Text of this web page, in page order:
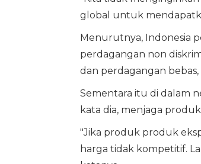
global untuk
Menurutnya, Indonesia
perdagangan non
dan perdagangan
Sementara itu di dalam
kata dia, menjaga
"Jika produk produk
harga tidak kompetitif.